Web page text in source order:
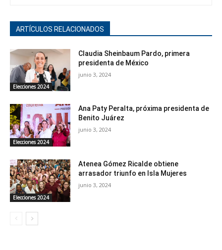
ARTÍCULOS RELACIONADOS
Elecciones 2024
Claudia Sheinbaum Pardo, primera
presidenta de México
junio 3, 2024
Elecciones 2024
Ana Paty Peralta, próxima presidenta de
Benito Juárez
junio 3, 2024
Elecciones 2024
Atenea Gómez Ricalde obtiene
arrasador triunfo en Isla Mujeres
junio 3, 2024